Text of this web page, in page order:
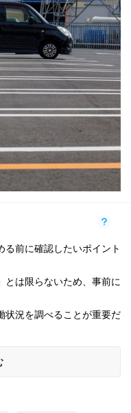
前に確認したいポイント
は限らないため、事前に
状況を調べることが重要だ